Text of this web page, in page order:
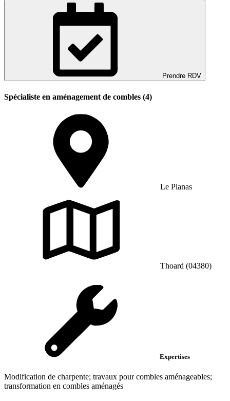
Prendre RDV
Spécialiste en aménagement de combles (4)
Le Planas
Thoard (04380)
Expertises
Modification de charpente; travaux pour combles aménageables;
transformation en combles aménagés